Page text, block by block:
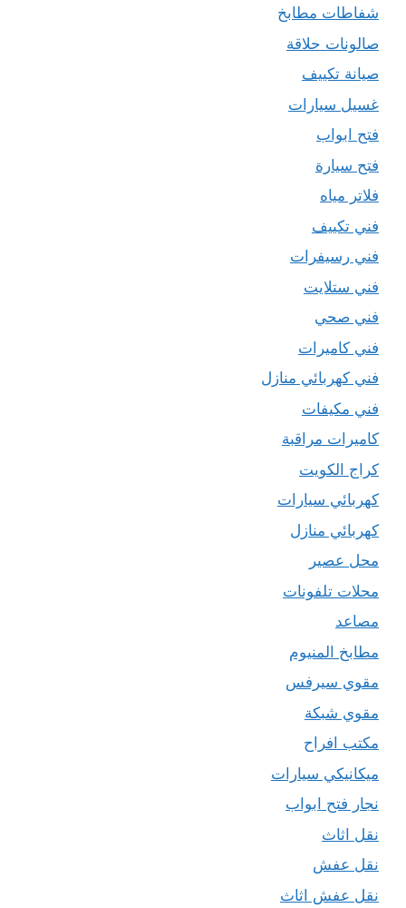
شفاطات مطابخ
صالونات حلاقة
صيانة تكييف
غسيل سيارات
فتح ابواب
فتح سيارة
فلاتر مياه
فني تكييف
فني رسيفرات
فني ستلايت
فني صحي
فني كاميرات
فني كهربائي منازل
فني مكيفات
كاميرات مراقبة
كراج الكويت
كهربائي سيارات
كهربائي منازل
محل عصير
محلات تلفونات
مصاعد
مطابخ المنيوم
مقوي سيرفس
مقوي شبكة
مكتب افراح
ميكانيكي سيارات
نجار فتح ابواب
نقل اثاث
نقل عفش
نقل عفش اثاث